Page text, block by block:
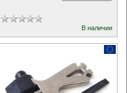
В наличии